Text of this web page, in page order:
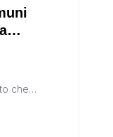
che
Favara